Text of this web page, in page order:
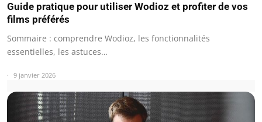
Guide pratique pour utiliser Wodioz et profiter de vos
films préférés
Sommaire : comprendre Wodioz, les fonctionnalités
essentielles, les astuces…
9 janvier 2026